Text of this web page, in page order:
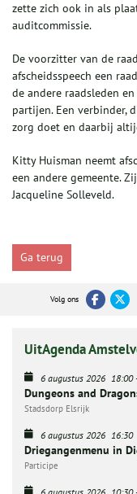
zette zich ook in als
auditcommissie.
De voorzitter van de
afscheidsspeech een
de andere raadsleden
partijen. Een verbinder,
zorg doet en daarbij
Kitty Huisman neemt
een andere gemeente.
Jacqueline Solleveld.
Ga terug
Volg ons
UitAgenda
6 augustus 2026 18:00
Dungeons and
Stadsdorp Elsrijk
6 augustus 2026 16:30
Driegangenmenu in
Participe